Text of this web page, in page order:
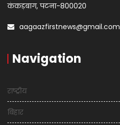
कंकड़बाग, पटना-800020
aagaazfirstnews@gmail.com
Navigation
राष्ट्रीय
बिहार